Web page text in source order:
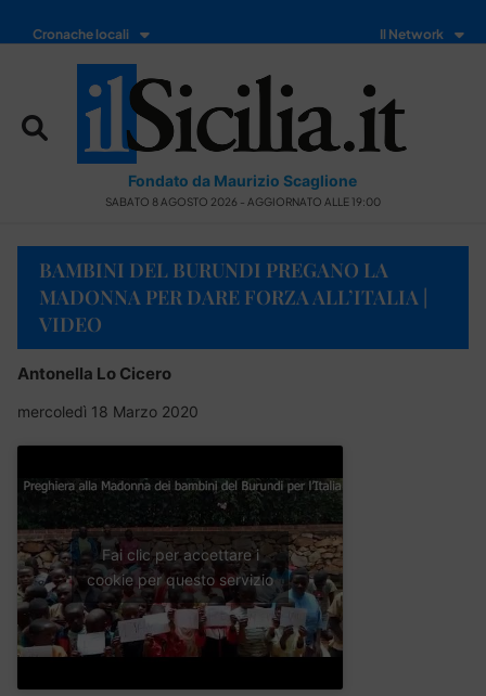
Cronache locali Il Network
Fondato da Maurizio Scaglione
SABATO 8 AGOSTO 2026 - AGGIORNATO ALLE 19:00
BAMBINI DEL BURUNDI PREGANO LA
MADONNA PER DARE FORZA ALL’ITALIA |
VIDEO
Antonella Lo Cicero
mercoledì 18 Marzo 2020
Fai clic per accettare i
cookie per questo servizio